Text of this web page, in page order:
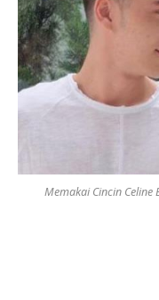
Memakai Cincin Celine